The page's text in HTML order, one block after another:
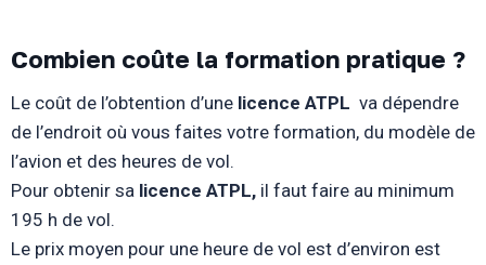
Combien coûte la formation pratique ?
Le coût de l’obtention d’une licence ATPL va dépendre
de l’endroit où vous faites votre formation, du modèle de
l’avion et des heures de vol.
Pour obtenir sa licence ATPL, il faut faire au minimum
195 h de vol.
Le prix moyen pour une heure de vol est d’environ est